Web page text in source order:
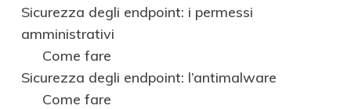
Sicurezza degli endpoint: i permessi
amministrativi
Come fare
Sicurezza degli endpoint: l’antimalware
Come fare